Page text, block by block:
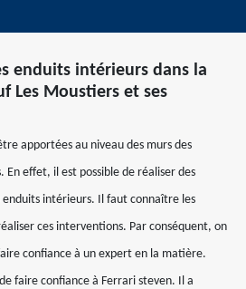
enduits intérieurs dans la
Les Moustiers et ses
apportées au niveau des murs des
En effet, il est possible de réaliser des
enduits intérieurs. Il faut connaître les
ces interventions. Par conséquent, on
confiance à un expert en la matière.
faire confiance à Ferrari steven. Il a